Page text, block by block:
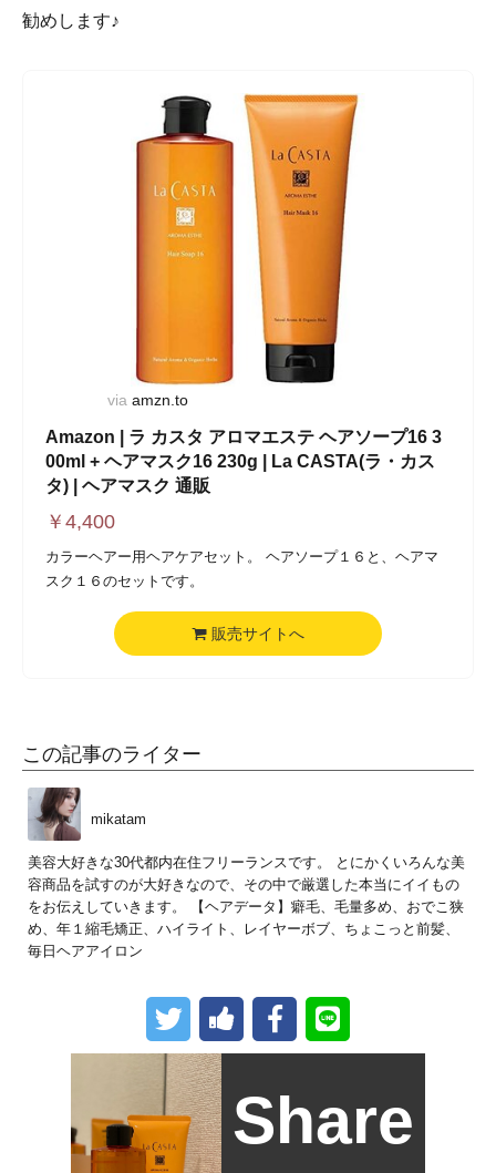
勧めします♪
via amzn.to
Amazon | ラ カスタ アロマエステ ヘアソープ16 3
00ml + ヘアマスク16 230g | La CASTA(ラ・カス
タ) | ヘアマスク 通販
￥ 4,400
カラーヘアー用ヘアケアセット。 ヘアソープ１６と、ヘアマ
スク１６のセットです。
販売サイトへ
この記事のライター
mikatam
美容大好きな30代都内在住フリーランスです。 とにかくいろんな美
容商品を試すのが大好きなので、その中で厳選した本当にイイもの
をお伝えしていきます。 【ヘアデータ】癖毛、毛量多め、おでこ狭
め、年１縮毛矯正、ハイライト、レイヤーボブ、ちょこっと前髪、
毎日ヘアアイロン
Share